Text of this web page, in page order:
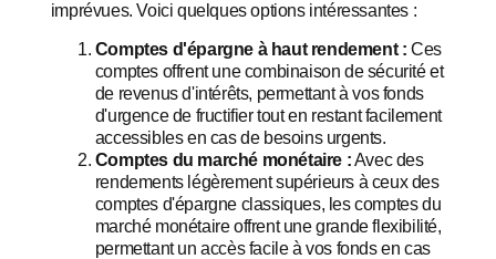
imprévues. Voici quelques options intéressantes :
Comptes d'épargne à haut rendement :Ces
comptes offrent une combinaison de sécurité et
de revenus d'intérêts, permettant à vos fonds
d'urgence de fructifier tout en restant facilement
accessibles en cas de besoins urgents.
Comptes du marché monétaire :Avec des
rendements légèrement supérieurs à ceux des
comptes d'épargne classiques, les comptes du
marché monétaire offrent une grande flexibilité,
permettant un accès facile à vos fonds en cas